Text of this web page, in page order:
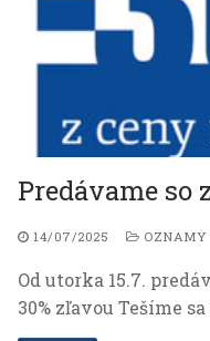
Predávame so
14/07/2025 OZNAMY
Od utorka 15.7.
30% zľavou Tešíme